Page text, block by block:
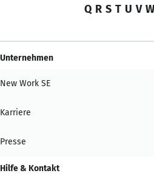
Q R S T U V W
Unternehmen
New Work SE
Karriere
Presse
Hilfe & Kontakt